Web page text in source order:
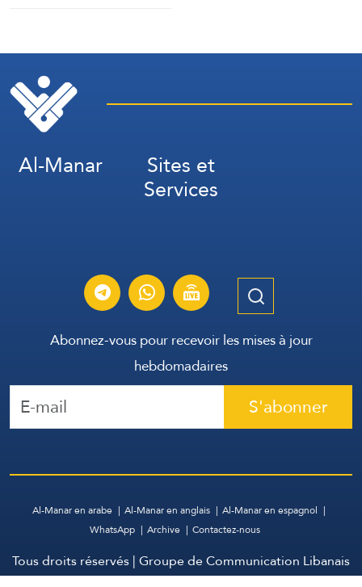
Al-Manar Sites et
Services
Abonnez-vous pour recevoir les mises à jour
hebdomadaires
S'abonner
Al-Manar en arabe Al-Manar en anglais
Al-Manar en espagnol
WhatsApp
Archive Contactez-nous
Tous droits réservés | Groupe de Communication Libanais
2026